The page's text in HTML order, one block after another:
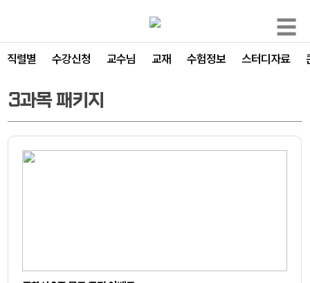
☰
직렬별 수강신청 교수님 교재 수험정보 스터디자료
3과목 패키지